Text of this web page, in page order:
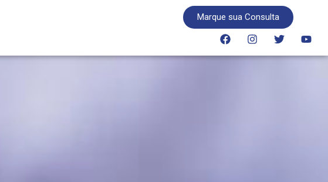
Marque sua Consulta